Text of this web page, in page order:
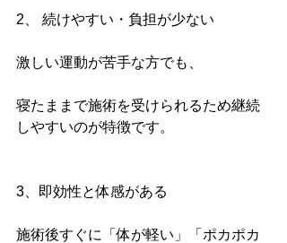
2、 続けやすい・負担が少ない
激しい運動が苦手な方でも、
寝たままで施術を受けられるため継続
しやすいのが特徴です。
3、即効性と体感がある
施術後すぐに「体が軽い」「ポカポカ